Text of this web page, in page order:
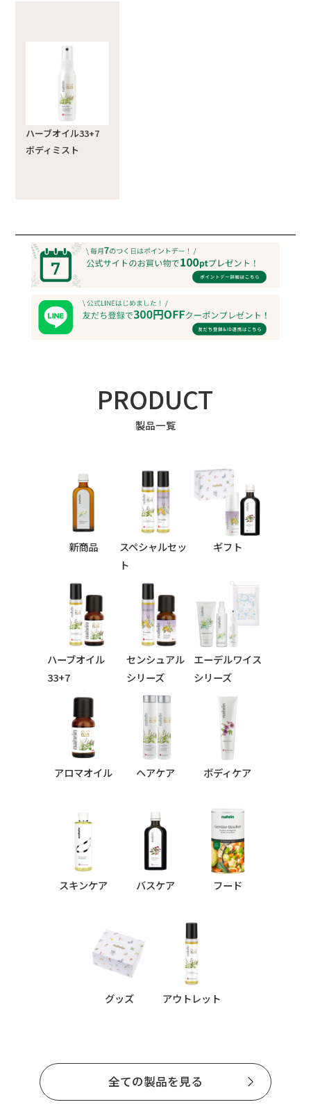
ハーブオイル33+7
ボディミスト
PRODUCT
製品一覧
新商品
スペシャルセッ
ト
ギフト
ハーブオイル
33+7
シリーズ
センシュアル
シリーズ
エーデルワイス
シリーズ
アロマオイル ヘアケア ボディケア
スキンケア バスケア フード
グッズ アウトレット
全ての製品を見る